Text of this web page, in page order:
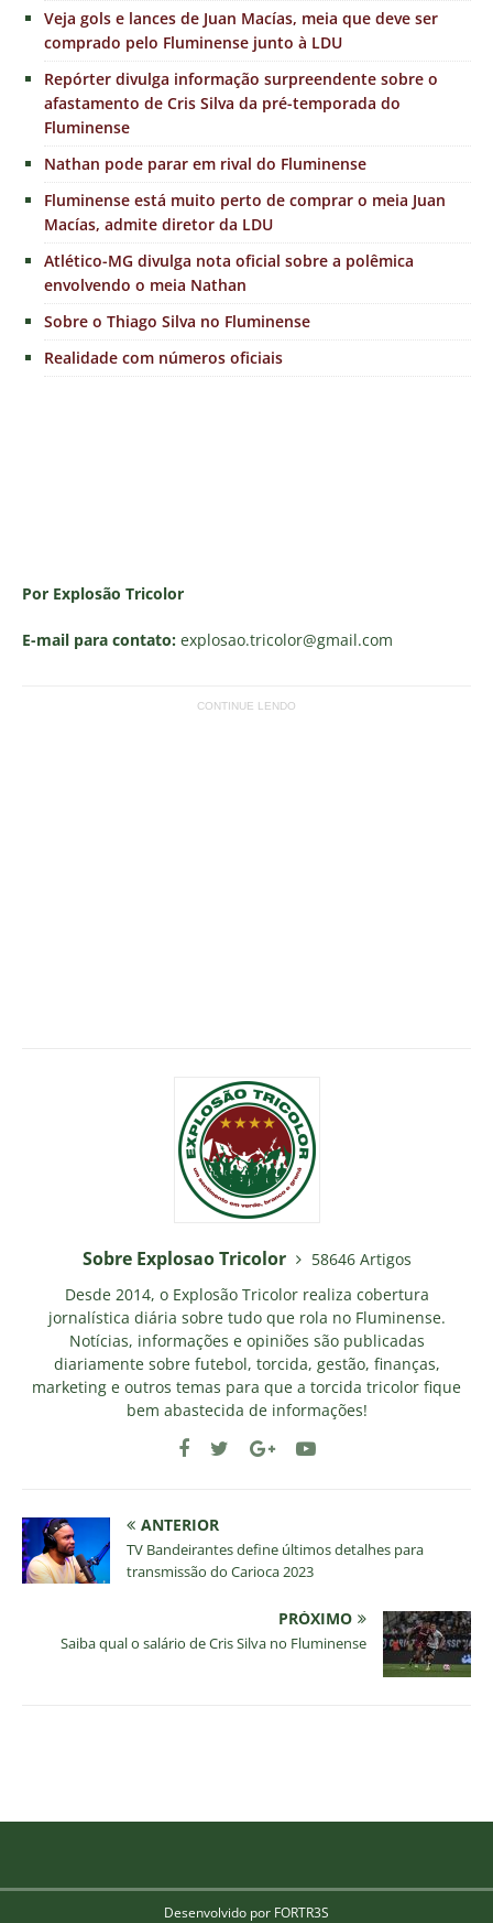
Veja gols e lances de Juan Macías, meia que deve ser
comprado pelo Fluminense junto à LDU
Repórter divulga informação surpreendente sobre o
afastamento de Cris Silva da pré-temporada do
Fluminense
Nathan pode parar em rival do Fluminense
Fluminense está muito perto de comprar o meia Juan
Macías, admite diretor da LDU
Atlético-MG divulga nota oficial sobre a polêmica
envolvendo o meia Nathan
Sobre o Thiago Silva no Fluminense
Realidade com números oficiais
Por Explosão Tricolor
E-mail para contato: explosao.tricolor@gmail.com
CONTINUE LENDO
Sobre Explosao Tricolor
58646 Artigos
Desde 2014, o Explosão Tricolor realiza cobertura
jornalística diária sobre tudo que rola no Fluminense.
Notícias, informações e opiniões são publicadas
diariamente sobre futebol, torcida, gestão, finanças,
marketing e outros temas para que a torcida tricolor fique
bem abastecida de informações!
ANTERIOR
TV Bandeirantes define últimos detalhes para
transmissão do Carioca 2023
PRÓXIMO
Saiba qual o salário de Cris Silva no Fluminense
Desenvolvido por FORTR3S